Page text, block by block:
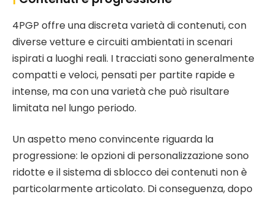
4PGP offre una discreta varietà di contenuti, con
diverse vetture e circuiti ambientati in scenari
ispirati a luoghi reali. I tracciati sono generalmente
compatti e veloci, pensati per partite rapide e
intense, ma con una varietà che può risultare
limitata nel lungo periodo.
Un aspetto meno convincente riguarda la
progressione: le opzioni di personalizzazione sono
ridotte e il sistema di sblocco dei contenuti non è
particolarmente articolato. Di conseguenza, dopo